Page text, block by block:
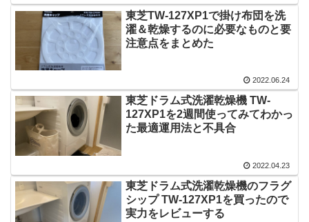
東芝TW-127XP1で掛け布団を洗
濯＆乾燥するのに必要なものと要
注意点をまとめた
2022.06.24
東芝ドラム式洗濯乾燥機 TW-
127XP1を2週間使ってみてわかっ
た最適運用法と不具合
2022.04.23
東芝ドラム式洗濯乾燥機のフラグ
シップ TW-127XP1を買ったので
実力をレビューする